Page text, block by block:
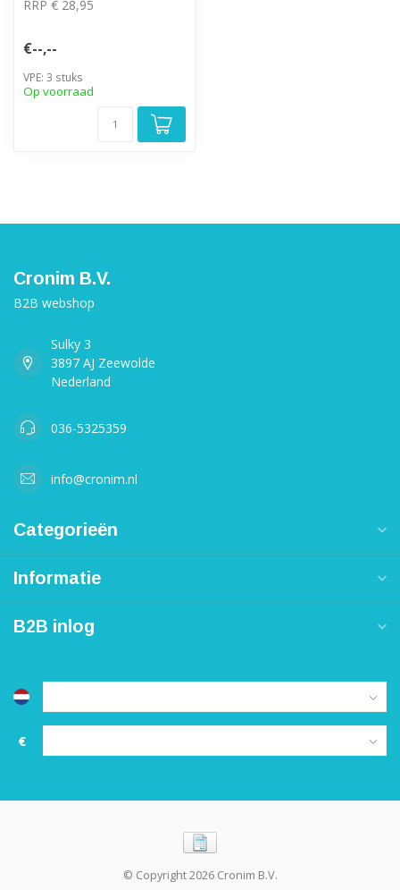
RRP € 28,95
€--,--
VPE: 3 stuks
Op voorraad
Cronim B.V.
B2B webshop
Sulky 3
3897 AJ Zeewolde
Nederland
036-5325359
info@cronim.nl
Categorieën
Informatie
B2B inlog
€
© Copyright 2026 Cronim B.V.